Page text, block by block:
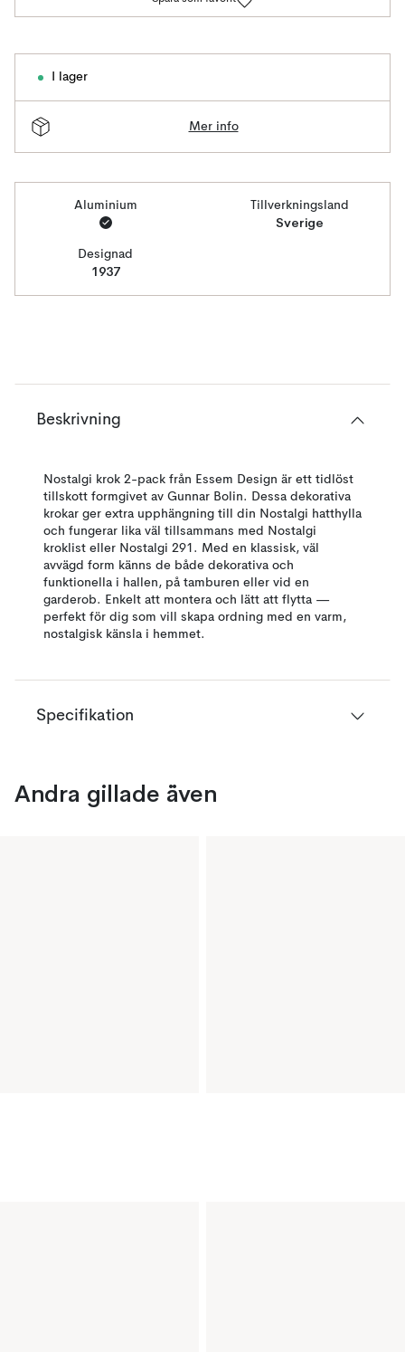
I lager
Mer info
Aluminium Tillverkningsland
Sverige
Designad
1937
Beskrivning
Nostalgi krok 2-pack från Essem Design är ett tidlöst
tillskott formgivet av Gunnar Bolin. Dessa dekorativa
krokar ger extra upphängning till din Nostalgi hatthylla
och fungerar lika väl tillsammans med Nostalgi
kroklist eller Nostalgi 291. Med en klassisk, väl
avvägd form känns de både dekorativa och
funktionella i hallen, på tamburen eller vid en
garderob. Enkelt att montera och lätt att flytta —
perfekt för dig som vill skapa ordning med en varm,
nostalgisk känsla i hemmet.
Specifikation
Andra gillade även